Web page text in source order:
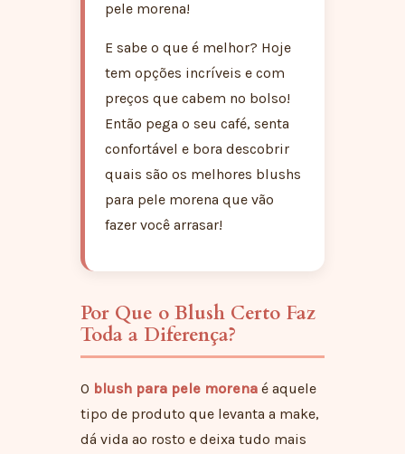
pele morena!
E sabe o que é melhor? Hoje
tem opções incríveis e com
preços que cabem no bolso!
Então pega o seu café, senta
confortável e bora descobrir
quais são os melhores blushs
para pele morena que vão
fazer você arrasar!
Por Que o Blush Certo Faz
Toda a Diferença?
O blush para pele morenaé aquele
tipo de produto que levanta a make,
dá vida ao rosto e deixa tudo mais